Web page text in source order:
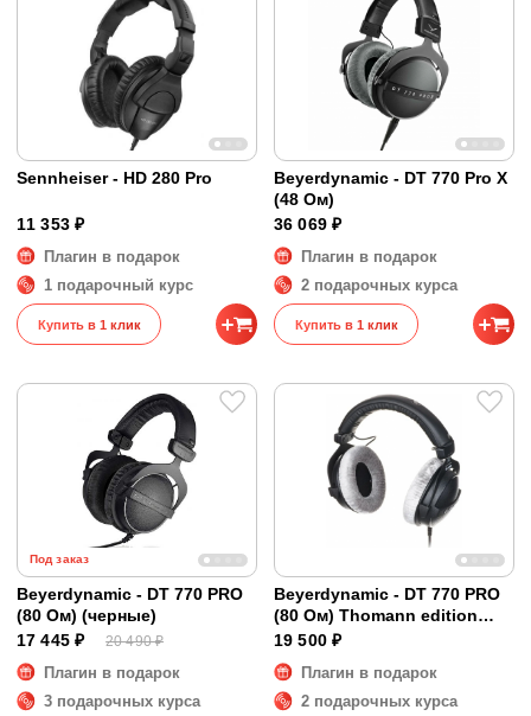
Sennheiser - HD 280 Pro
11 353 ₽
Плагин в подарок
1 подарочный курс
Купить в 1 клик
Beyerdynamic - DT 770 Pro X
(48 Ом)
36 069 ₽
Плагин в подарок
2 подарочных курса
Купить в 1 клик
Под заказ
Beyerdynamic - DT 770 PRO
(80 Ом) (черные)
17 445 ₽
20 490 ₽
Плагин в подарок
3 подарочных курса
Beyerdynamic - DT 770 PRO
(80 Ом) Thomann edition
(уценка)
19 500 ₽
Плагин в подарок
2 подарочных курса